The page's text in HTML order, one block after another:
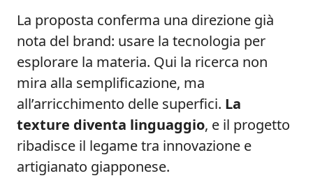
La proposta conferma una direzione già
nota del brand: usare la tecnologia per
esplorare la materia. Qui la ricerca non
mira alla semplificazione, ma
all’arricchimento delle superfici. La
texture diventa linguaggio, e il progetto
ribadisce il legame tra innovazione e
artigianato giapponese.